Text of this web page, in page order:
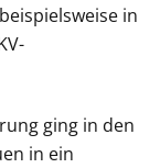
in
ging in den
in ein